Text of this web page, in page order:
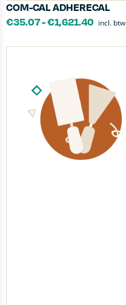
COM-CAL ADHERECAL
€35.07-€1,621.40 incl. btw